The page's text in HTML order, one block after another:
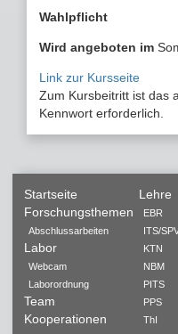
Wahlpflicht
Wird angeboten im
Link zur Kursseite
Zum Kursbeitritt ist das
Kennwort erforderlich.
Startseite
Forschungsthemen
Abschlussarbeiten
Labor
Webcam
Laborordnung
Team
Kooperationen
Lehre
EBR
ITS/
KTN
NBM
PITS
PPS
ThI